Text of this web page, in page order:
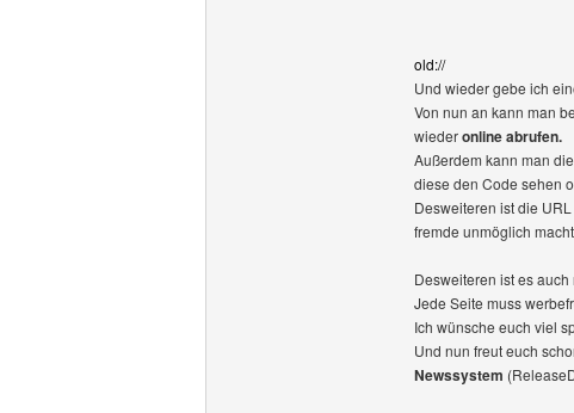
old://
Und wieder gebe ich
Von nun an kann man
wiederonline abrufen.
Außerdem kann man
diese den Code sehen
Desweiteren ist die
fremde unmöglich
Desweiteren ist es
Jede Seite muss
Ich wünsche euch viel
Und nun freut euch
Newssystem